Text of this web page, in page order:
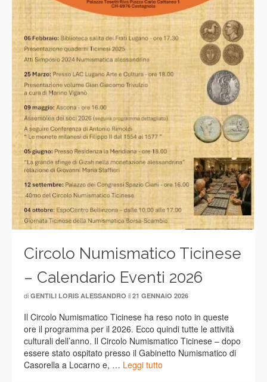
Circolo Numismatico Ticinese
– Calendario Eventi 2026
di GENTILI LORIS ALESSANDRO il 21 GENNAIO 2026
Il Circolo Numismatico Ticinese ha reso noto in queste
ore il programma per il 2026. Ecco quindi tutte le attività
culturali dell’anno. Il Circolo Numismatico Ticinese – dopo
essere stato ospitato presso il Gabinetto Numismatico di
Casorella a Locarno e, … Leggi tutto